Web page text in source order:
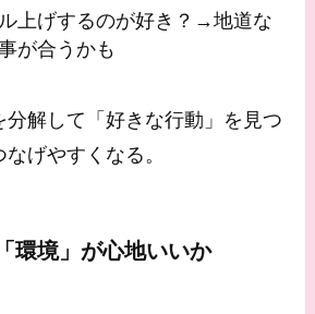
上げするのが好き？→地道な
が合うかも
分解して「好きな行動」を見つ
げやすくなる。
環境」が心地いいか